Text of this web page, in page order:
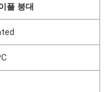
플 붕대